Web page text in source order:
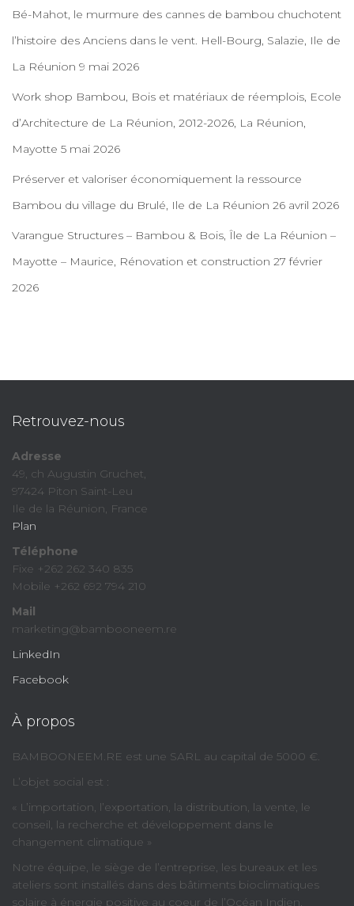
Bé-Mahot, le murmure des cannes de bambou chuchotent
l’histoire des Anciens dans le vent. Hell-Bourg, Salazie, Ile de
La Réunion 9 mai 2026
Work shop Bambou, Bois et matériaux de réemplois, Ecole
d’Architecture de La Réunion, 2012-2026, La Réunion,
Mayotte 5 mai 2026
Préserver et valoriser économiquement la ressource
Bambou du village du Brulé, Ile de La Réunion 26 avril 2026
Varangue Structures – Bambou & Bois, Île de La Réunion –
Mayotte – Maurice, Rénovation et construction 27 février
2026
Retrouvez-nous
Adresse
49, ch Augustin Gruchet,
97424 Piton Saint-Leu
Ile de la Réunion, France
Plan
Téléphone
Fixe +262 262 340 835
Mobile +262 692 794 210
Mail
marketing@bambooneem.re
LinkedIn
Facebook
À propos
BAMBOONEEM.RE est une SARL au capital de 5000 €.
L’objet social est :
« L’importation, l’exportation, la distribution, la vente, le
conseil, la recherche et développement dans le
changement climatique »
Notre équipe, le siège de l’entreprise, les bureaux et les
ateliers sont installés dans des bâtiments bioclimatiques
solaire à énergie positive au coeur de l’Océan Indien.